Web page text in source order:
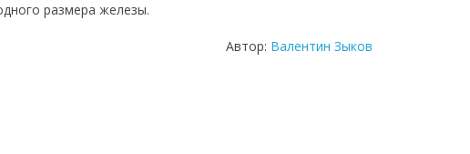
размера железы.
Автор: Валентин Зыков